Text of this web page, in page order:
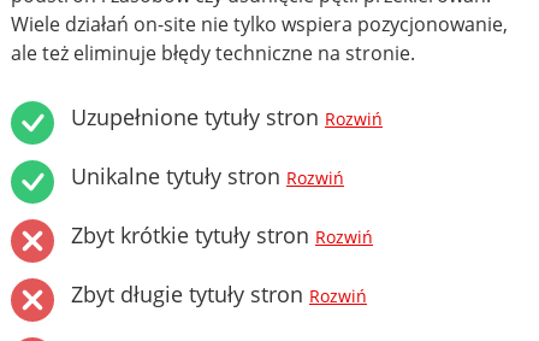
Wiele działań on-site nie tylko wspiera pozycjonowanie,
ale też eliminuje błędy techniczne na stronie.
Uzupełnione tytuły stron Rozwiń
Unikalne tytuły stron Rozwiń
Zbyt krótkie tytuły stron Rozwiń
Zbyt długie tytuły stron Rozwiń